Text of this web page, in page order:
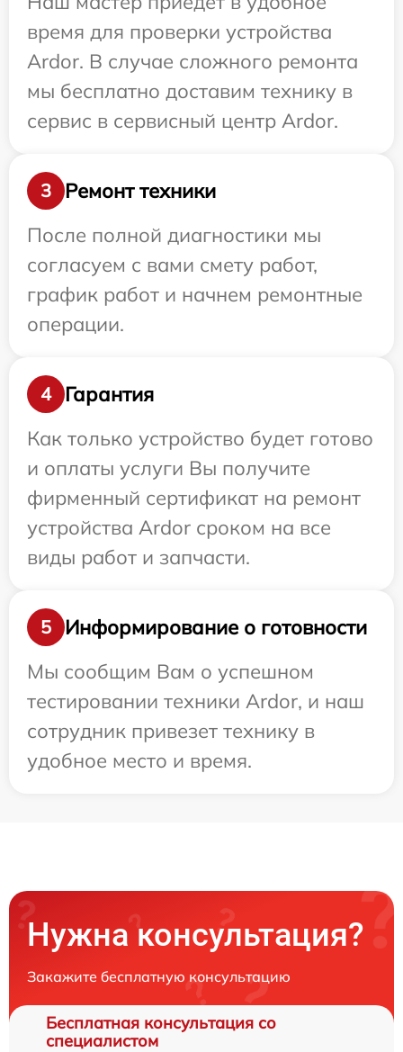
время для проверки устройства
Ardor. В случае сложного ремонта
мы бесплатно доставим технику в
сервис в сервисный центр Ardor.
3
Ремонт техники
После полной диагностики мы
согласуем с вами смету работ,
график работ и начнем ремонтные
операции.
4
Гарантия
Как только устройство будет готово
и оплаты услуги Вы получите
фирменный сертификат на ремонт
устройства Ardor сроком на все
виды работ и запчасти.
5
Информирование о готовности
Мы сообщим Вам о успешном
тестировании техники Ardor, и наш
сотрудник привезет технику в
удобное место и время.
Нужна консультация?
Закажите бесплатную консультацию
Бесплатная консультация со
специалистом